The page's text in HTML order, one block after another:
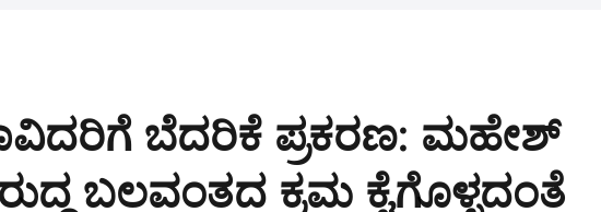
ಬೆದರಿಕೆ ಪ್ರಕರಣ: ಮಹೇಶ್‌
ಬಲವಂತದ ಕ್ರಮ ಕೈಗೊಳ್ಳದಂತೆ